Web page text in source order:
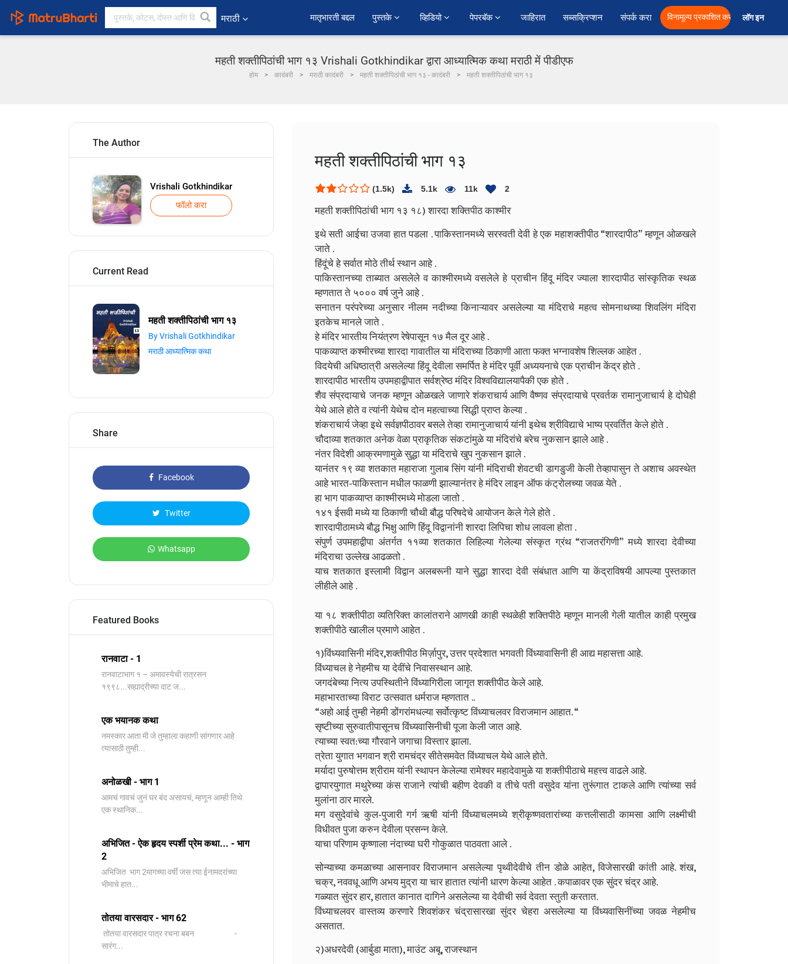
मराठी ﻿मातृभारती बद्दल पुस्तके व्हिडियो पेपरबॅक जाहिरात सब्सक्रिप्शन संपर्क करा विनामूल्य प्रकाशित करा लॉग इन
महती शक्तीपिठांची भाग १३ Vrishali Gotkhindikar द्वारा आध्यात्मिक कथा मराठी में पीडीएफ
होम कादंबरी मराठी कादंबरी महती शक्तीपिठांची भाग १३ - कादंबरी महती शक्तीपिठांची भाग १३
The Author
Vrishali Gotkhindikar
फॉलो करा
Current Read
महती शक्तीपिठांची भाग १३
By Vrishali Gotkhindikar
मराठी आध्यात्मिक कथा
Share
Facebook
Twitter
Whatsapp
Featured Books
रानवाटा - 1
रानवाटाभाग १ – अमावस्येची रात्रसन
१९९८...सह्याद्रीच्या दाट ज...
एक भयानक कथा
नमस्कार आता मी जे तुम्हाला कहाणी सांगणार आहे
त्यासाठी तुम्ही...
अनोळखी - भाग 1
आमचं गावचं जुनं घर बंद असायचं, म्हणून आम्ही तिथे
एक स्थानिक...
अभिजित - ऐक हृदय स्पर्शी प्रेम कथा... - भाग
2
️अभिजित ️ भाग 2मागच्या वर्षी जस त्या ईनामदरांच्या
भीमाचे हात...
तोतया वारसदार - भाग 62
तोतया वारसदार पात्र रचना बबन -
सारंग...
महती शक्तीपिठांची भाग १३
(1.5k) 5.1k 11k 2
महती शक्तीपिठांची भाग १३ १८) शारदा शक्तिपीठ काश्मीर
इथे सती आईचा उजवा हात पडला .पाकिस्तानमध्ये सरस्वती देवी हे एक महाशक्तीपीठ “शारदापीठ” म्हणून ओळखले
जाते .
हिंदूंचे हे सर्वात मोठे तीर्थ स्थान आहे .
पाकिस्तानच्या ताब्यात असलेले व काश्मीरमध्ये वसलेले हे प्राचीन हिंदू मंदिर ज्याला शारदापीठ सांस्कृतिक स्थळ
म्हणतात ते ५००० वर्ष जुने आहे .
सनातन परंपरेच्या अनुसार नीलम नदीच्या किनाऱ्यावर असलेल्या या मंदिराचे महत्व सोमनाथच्या शिवलिंग मंदिरा
इतकेच मानले जाते .
हे मंदिर भारतीय नियंत्रण रेषेपासून १७ मैल दूर आहे .
पाकव्याप्त कश्मीरच्या शारदा गावातील या मंदिराच्या ठिकाणी आता फक्त भग्नावशेष शिल्लक आहेत .
विदयेची अधिष्ठात्री असलेल्या हिंदू देवीला समर्पित हे मंदिर पूर्वी अध्ययनाचे एक प्राचीन केंद्र होते .
शारदापीठ भारतीय उपमहाद्वीपात सर्वश्रेष्ठ मंदिर विश्वविद्यालयापैकी एक होते .
शैव संप्रदायाचे जनक म्हणून ओळखले जाणारे शंकराचार्य आणि वैष्णव संप्रदायाचे प्रवर्तक रामानुजाचार्य हे दोघेही
येथे आले होते व त्यांनी येथेच दोन महत्वाच्या सिद्धी प्राप्त केल्या .
शंकराचार्य जेव्हा इथे सर्वज्ञपीठावर बसले तेव्हा रामानुजाचार्य यांनी इथेच श्रीविद्याचे भाष्य प्रवर्तित केले होते .
चौदाव्या शतकात अनेक वेळा प्राकृतिक संकटांमुळे या मंदिरांचे बरेच नुकसान झाले आहे .
नंतर विदेशी आक्रमणामुळे सुद्धा या मंदिराचे खुप नुकसान झाले .
यानंतर १९ व्या शतकात महाराजा गुलाब सिंग यांनी मंदिराची शेवटची डागडुजी केली तेव्हापासुन ते अशाच अवस्थेत
आहे भारत-पाकिस्तान मधील फाळणी झाल्यानंतर हे मंदिर लाइन ऑफ कंट्रोलच्या जवळ येते .
हा भाग पाकव्याप्त काश्मीरमध्ये मोडला जातो .
१४१ ईसवी मध्ये या ठिकाणी चौथी बौद्ध परिषदेचे आयोजन केले गेले होते .
शारदापीठामध्ये बौद्ध भिक्षु आणि हिंदू विद्वानांनी शारदा लिपिचा शोध लावला होता .
संपुर्ण उपमहाद्वीपा अंतर्गत ११व्या शतकात लिहिल्या गेलेल्या संस्कृत ग्रंथ “राजतरंगिणी” मध्ये शारदा देवीच्या
मंदिराचा उल्लेख आढळतो .
याच शतकात इस्लामी विद्वान अलबरूनी याने सुद्धा शारदा देवी संबंधात आणि या केंद्राविषयी आपल्या पुस्तकात
लीहीले आहे .
या १८ शक्तीपीठा व्यतिरिक्त कालांतराने आणखी काही स्थळेही शक्तिपीठे म्हणून मानली गेली यातील काही प्रमुख
शक्तीपीठे खालील प्रमाणे आहेत .
१)विंध्यवासिनी मंदिर,शक्तीपीठ मिर्ज़ापुर,उत्तर प्रदेशात भगवती विंध्यावासिनी ही आद्य महासत्ता आहे.
विंध्याचल हे नेहमीच या देवींचे निवासस्थान आहे.
जगदंबेच्या नित्य उपस्थितीने विंध्यागिरीला जागृत शक्तीपीठ केले आहे.
महाभारताच्या विराट उत्सवात धर्मराज म्हणतात ..
“अहो आई तुम्ही नेहमी डोंगरांमधल्या सर्वोत्कृष्ट विंध्याचलवर विराजमान आहात. “
सृष्टीच्या सुरुवातीपासूनच विंध्यवासिनीची पूजा केली जात आहे.
त्याच्या स्वत:च्या गौरवाने जगाचा विस्तार झाला.
त्रेता युगात भगवान श्री रामचंद्र सीतेसमवेत विंध्याचल येथे आले होते.
मर्यादा पुरुषोत्तम श्रीराम यांनी स्थापन केलेल्या रामेश्वर महादेवामुळे या शक्तीपीठाचे महत्त्व वाढले आहे.
द्वापारयुगात मथुरेच्या कंस राजाने त्यांची बहीण देवकी व तीचे पती वसुदेव यांना तुरूंगात टाकले आणि त्यांच्या सर्व
मुलांना ठार मारले.
मग वसुदेवांचे कुल-पुजारी गर्ग ऋषी यांनी विंध्याचलमध्ये श्रीकृष्णवतारांच्या कत्तलीसाठी कामसा आणि लक्ष्मीची
विधीवत पुजा करुन देवीला प्रसन्न केले.
याचा परिणाम कृष्णाला नंदाच्या घरी गोकुळात पाठवता आले .
सोन्याच्या कमळाच्या आसनावर विराजमान असलेल्या पृथ्वीदेवीचे तीन डोळे आहेत, विजेसारखी कांती आहे.शंख,
चक्र, नववधू आणि अभय मुद्रा या चार हातात त्यांनी धारण केल्या आहेत .कपाळावर एक सुंदर चंद्र आहे.
गळ्यात सुंदर हार, हातात कानात दागिने असलेल्या या देवीची सर्व देवता स्तुती करतात.
विंध्याचलवर वास्तव्य करणारे शिवशंकर चंद्रासारखा सुंदर चेहरा असलेल्या या विंध्यवासिनींच्या जवळ नेहमीच
असतात.
२)अधरदेवी (आर्बुडा माता), माउंट अबू, राजस्थान